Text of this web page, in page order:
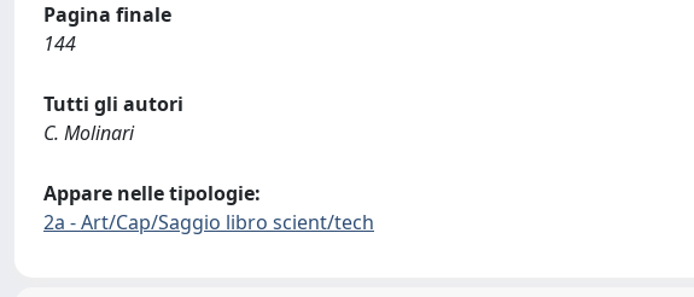
Pagina finale
144
Tutti gli autori
C. Molinari
Appare nelle tipologie:
2a - Art/Cap/Saggio libro scient/tech